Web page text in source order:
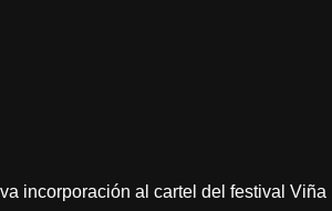
incorporación al cartel del festival